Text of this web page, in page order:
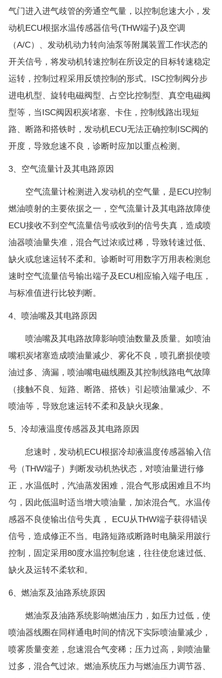
气门进入进气歧管的旁通空气量，以控制怠速大小，发
动机ECU根据水温传感器信号(THW端子)及空调
（A/C）、发动机动力转向油泵等附属装置工作状态的
开关信号，将发动机转速控制在所设定的目标转速稳定
运转，控制过程采用反馈控制的形式。ISC控制阀分步
进电机型、旋转电磁阀型、占空比控制型、真空电磁阀
型等，当ISC阀因积炭堵塞、卡住，控制线路出现短
路、断路和搭铁时，发动机ECU无法正确控制ISC阀的
开度，导致怠速不良，诊断时应加以重点检测。
3、空气流量计及其电路原因
空气流量计检测进入发动机的空气量，是ECU控制
燃油喷射的主要依据之一，空气流量计及其电路故障使
ECU接收不到空气流量信号或收到的信号失真，造成喷
油器喷油量失准，混合气过浓或过稀，导致转速过低、
缺火或怠速运转不柔和。诊断时可用数字万用表检测怠
速时空气流量信号输出端子及ECU相应输入端子电压，
与标准值进行比较判断。
4、喷油嘴及其电路原因
喷油嘴及其电路故障影响喷油数量及质量。如喷油
嘴积炭堵塞造成喷油量减少、雾化不良，喷孔磨损使喷
油过多、滴漏，喷油嘴电磁线圈及其控制线路电气故障
（接触不良、短路、断路、搭铁）引起喷油量减少、不
喷油等，导致怠速运转不柔和及缺火现象。
5、冷却液温度传感器及其电路原因
怠速时，发动机ECU根据冷却液温度传感器输入信
号（THW端子）判断发动机热状态，对喷油量进行修
正，水温低时，汽油蒸发困难，混合气形成困难且不均
匀，因此低温时适当增大喷油量，加浓混合气。水温传
感器不良使输出信号失真， ECU从THW端子获得错误
信号，造成修正不当。电路短路或断路时电脑采用跛行
控制，固定采用80度水温控制怠速，往往使怠速过低、
缺火及运转不柔软和。
6、燃油泵及油路系统原因
燃油泵及油路系统影响燃油压力，如压力过低，使
喷油器线圈在同样通电时间的情况下实际喷油量减少，
喷雾质量变差，怠速混合气变稀；压力过高，则喷油量
过多，混合气过浓。燃油系统压力与燃油压力调节器、